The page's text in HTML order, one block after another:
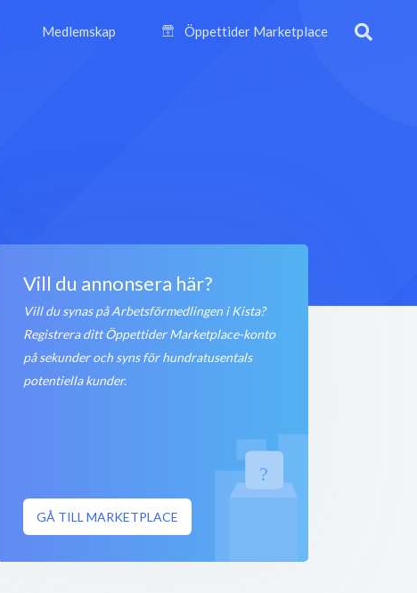
Medlemskap Öppettider Marketplace
Vill du annonsera här?
Vill du synas på Arbetsförmedlingen i Kista?
Registrera ditt Öppettider Marketplace-konto
på sekunder och syns för hundratusentals
potentiella kunder.
GÅ TILL MARKETPLACE